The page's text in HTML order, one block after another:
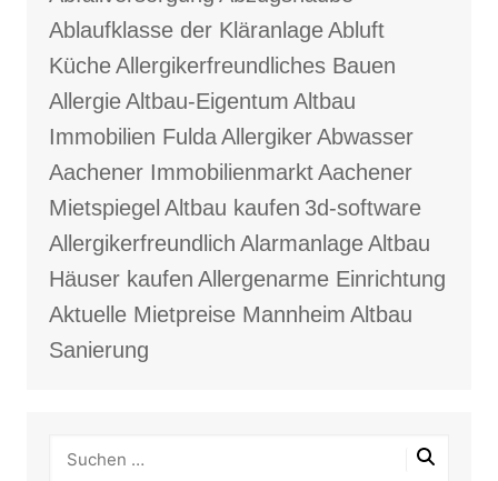
Ablaufklasse der KläranlageAbluft
KücheAllergikerfreundliches Bauen
AllergieAltbau-Eigentum Altbau
Immobilien FuldaAllergikerAbwasser
Aachener ImmobilienmarktAachener
Mietspiegel Altbau kaufen 3d-software
Allergikerfreundlich AlarmanlageAltbau
Häuser kaufen Allergenarme Einrichtung
Aktuelle Mietpreise Mannheim Altbau
Sanierung